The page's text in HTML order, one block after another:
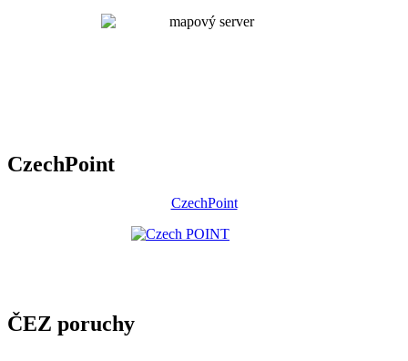
CzechPoint
CzechPoint
ČEZ poruchy